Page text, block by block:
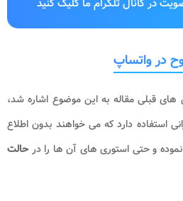
در واتساپ
قبلی مقاله به این موضوع اشاره شد،
استفاده دارد که می خواهند بدون اطلاع
نموده و حتی استوری های آن ها را درحالت